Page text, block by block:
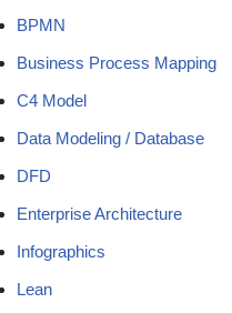
BPMN
Business Process Mapping
C4 Model
Data Modeling / Database
DFD
Enterprise Architecture
Infographics
Lean